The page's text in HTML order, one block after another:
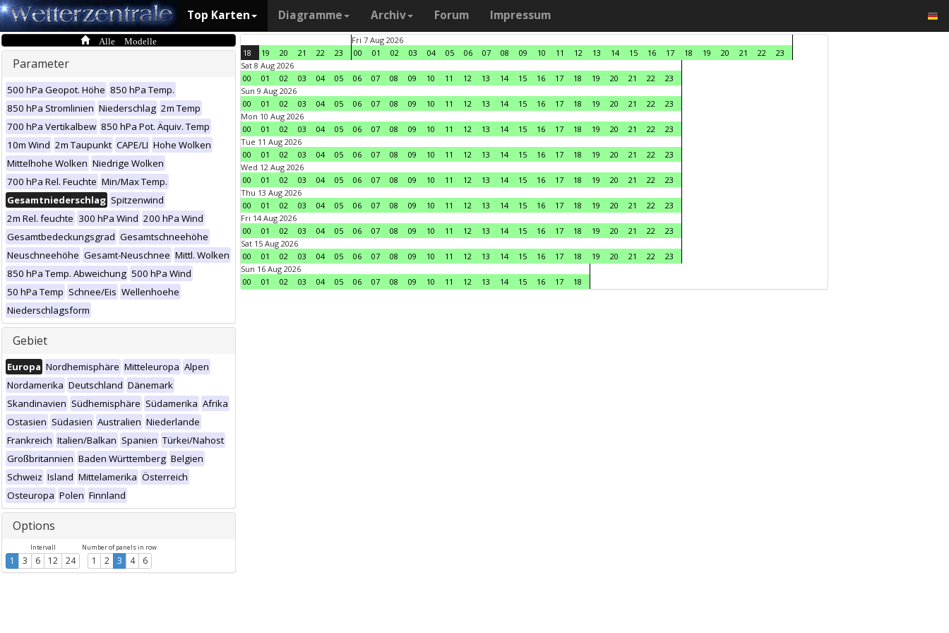
Top Karten Diagramme Archiv Forum Impressum
Alle Modelle
Parameter
500 hPa Geopot. Höhe 850 hPa Temp.
850 hPa Stromlinien Niederschlag 2m Temp
700 hPa Vertikalbew 850 hPa Pot. Äquiv. Temp
10m Wind 2m Taupunkt CAPE/LI Hohe Wolken
Mittelhohe Wolken Niedrige Wolken
700 hPa Rel. Feuchte Min/Max Temp.
Gesamtniederschlag Spitzenwind
2m Rel. feuchte 300 hPa Wind 200 hPa Wind
Gesamtbedeckungsgrad Gesamtschneehöhe
Neuschneehöhe Gesamt-Neuschnee Mittl. Wolken
850 hPa Temp. Abweichung 500 hPa Wind
50 hPa Temp Schnee/Eis Wellenhoehe
Niederschlagsform
Gebiet
Europa Nordhemisphäre Mitteleuropa Alpen
Nordamerika Deutschland Dänemark
Skandinavien Südhemisphäre Südamerika Afrika
Ostasien Südasien Australien Niederlande
Frankreich Italien/Balkan Spanien Türkei/Nahost
Großbritannien Baden Württemberg Belgien
Schweiz Island Mittelamerika Österreich
Osteuropa Polen Finnland
Options
Intervall
1 3 6 12 24
Number of panels in row
1 2 3 4 6
18 19 20 21 22 23
Fri 7 Aug 2026
00
01 02 03 04 05 06 07 08 09 10 11 12 13 14 15 16 17 18 19 20 21 22
23
Sat 8 Aug 2026
00
01 02 03 04 05 06 07 08 09 10 11 12 13 14 15 16 17 18 19 20 21 22
23
Sun 9 Aug 2026
00
01 02 03 04 05 06 07 08 09 10 11 12 13 14 15 16 17 18 19 20 21 22
23
Mon 10 Aug 2026
00
01 02 03 04 05 06 07 08 09 10 11 12 13 14 15 16 17 18 19 20 21 22
23
Tue 11 Aug 2026
00
01 02 03 04 05 06 07 08 09 10 11 12 13 14 15 16 17 18 19 20 21 22
23
Wed 12 Aug 2026
00
01 02 03 04 05 06 07 08 09 10 11 12 13 14 15 16 17 18 19 20 21 22
23
Thu 13 Aug 2026
00
01 02 03 04 05 06 07 08 09 10 11 12 13 14 15 16 17 18 19 20 21 22
23
Fri 14 Aug 2026
00
01 02 03 04 05 06 07 08 09 10 11 12 13 14 15 16 17 18 19 20 21 22
23
Sat 15 Aug 2026
00
01 02 03 04 05 06 07 08 09 10 11 12 13 14 15 16 17 18 19 20 21 22
23
Sun 16 Aug 2026
00
01 02 03 04 05 06 07 08 09 10 11 12 13 14 15 16 17 18